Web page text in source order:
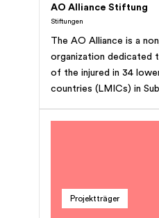
AO Alliance Stiftung
Stiftungen
The AO Alliance is a
organization dedicated
of the injured in 34
countries (LMICs) in
disability, and poverty
Projektträger